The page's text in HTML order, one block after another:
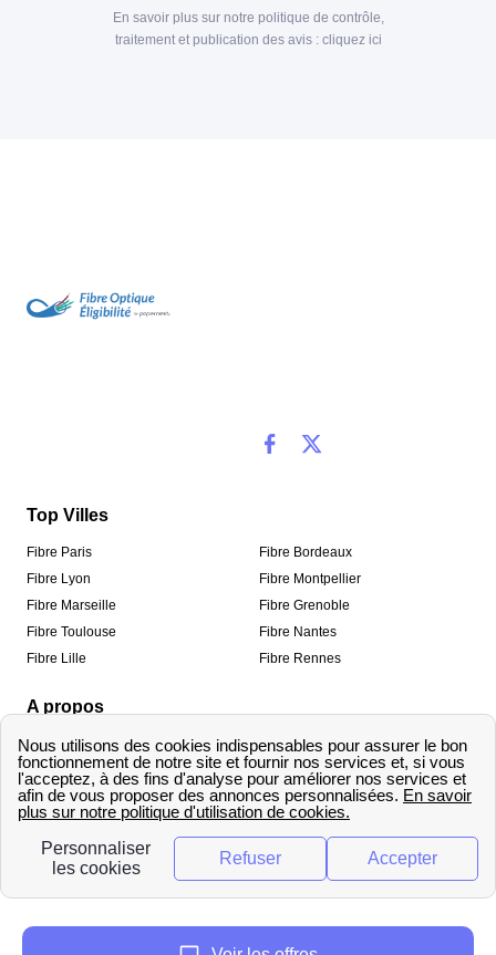
En savoir plus sur notre politique de contrôle,
traitement et publication des avis : cliquez ici
Top Villes
Fibre Paris
Fibre Lyon
Fibre Marseille
Fibre Toulouse
Fibre Lille
Fibre Bordeaux
Fibre Montpellier
Fibre Grenoble
Fibre Nantes
Fibre Rennes
A propos
Qui sommes-nous ?
Informations de contact
Méthodologie de classement
Mentions légales
Traitement des avis
Copyright © fibre-optique-eligibilite.fr 2026 – Tous
droits réservés